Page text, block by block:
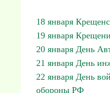
18 января
19 января
20 января День
21 января День
22 января День
обороны РФ